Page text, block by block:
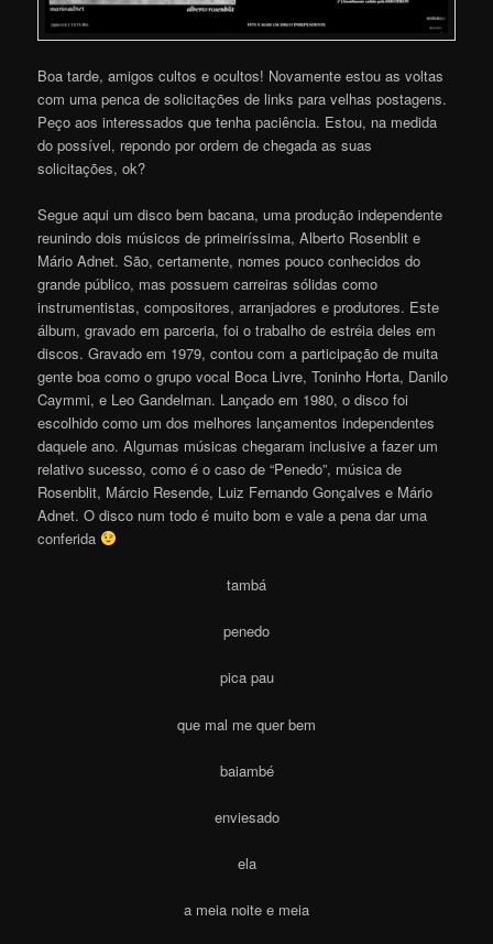
Boa tarde, amigos cultos e ocultos! Novamente estou as voltas
com uma penca de solicitações de links para velhas postagens.
Peço aos interessados que tenha paciência. Estou, na medida
do possível, repondo por ordem de chegada as suas
solicitações, ok?
Segue aqui um disco bem bacana, uma produção independente
reunindo dois músicos de primeiríssima, Alberto Rosenblit e
Mário Adnet. São, certamente, nomes pouco conhecidos do
grande público, mas possuem carreiras sólidas como
instrumentistas, compositores, arranjadores e produtores. Este
álbum, gravado em parceria, foi o trabalho de estréia deles em
discos. Gravado em 1979, contou com a participação de muita
gente boa como o grupo vocal Boca Livre, Toninho Horta, Danilo
Caymmi, e Leo Gandelman. Lançado em 1980, o disco foi
escolhido como um dos melhores lançamentos independentes
daquele ano. Algumas músicas chegaram inclusive a fazer um
relativo sucesso, como é o caso de “Penedo”, música de
Rosenblit, Márcio Resende, Luiz Fernando Gonçalves e Mário
Adnet. O disco num todo é muito bom e vale a pena dar uma
conferida
tambá
penedo
pica pau
que mal me quer bem
baiambé
enviesado
ela
a meia noite e meia